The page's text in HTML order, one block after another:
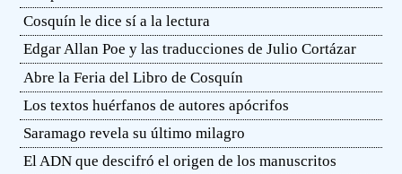
Cosquín le dice sí a la lectura
Edgar Allan Poe y las traducciones de Julio Cortázar
Abre la Feria del Libro de Cosquín
Los textos huérfanos de autores apócrifos
Saramago revela su último milagro
El ADN que descifró el origen de los manuscritos